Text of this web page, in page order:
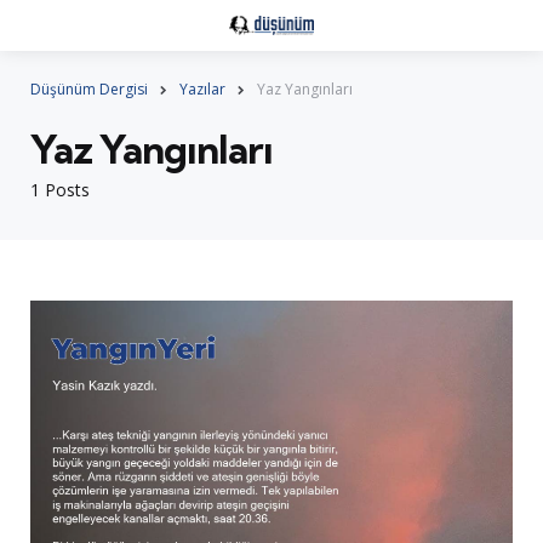
Düşünüm Dergisi Yazılar Yaz Yangınları
1 Posts
Yaz Yangınları